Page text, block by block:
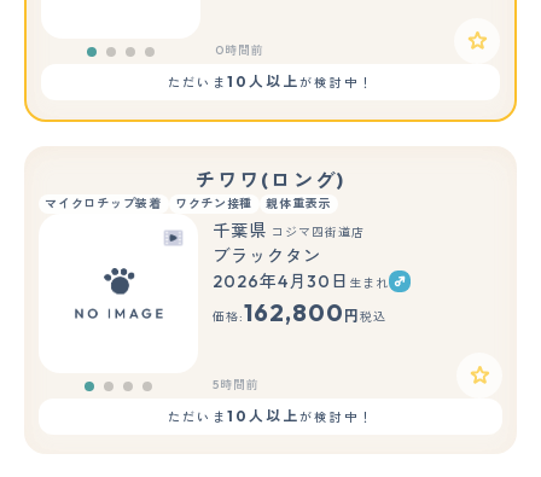
0時間前
ただいま 10人以上が検討中！
チワワ(ロング)
マイクロチップ装着 ワクチン接種 親体重表示
千葉県 コジマ四街道店
ブラックタン
2026年4月30日 生まれ
価格:162,800 円 税込
5時間前
ただいま 10人以上が検討中！